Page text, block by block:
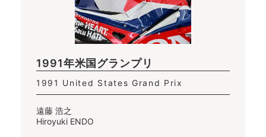
1991年米国グランプリ
1991 United States Grand Prix
遠藤 浩之
Hiroyuki ENDO